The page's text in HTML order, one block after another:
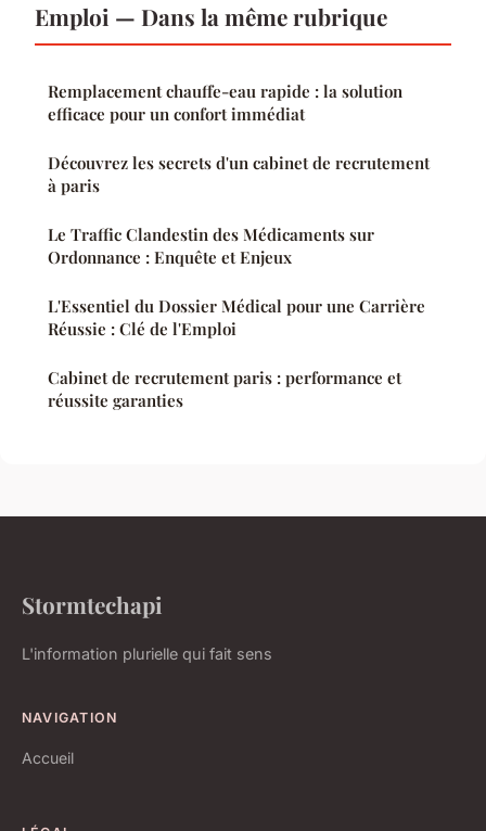
Emploi — Dans la même rubrique
Remplacement chauffe-eau rapide : la solution
efficace pour un confort immédiat
Découvrez les secrets d'un cabinet de recrutement
à paris
Le Traffic Clandestin des Médicaments sur
Ordonnance : Enquête et Enjeux
L'Essentiel du Dossier Médical pour une Carrière
Réussie : Clé de l'Emploi
Cabinet de recrutement paris : performance et
réussite garanties
Stormtechapi
L'information plurielle qui fait sens
NAVIGATION
Accueil